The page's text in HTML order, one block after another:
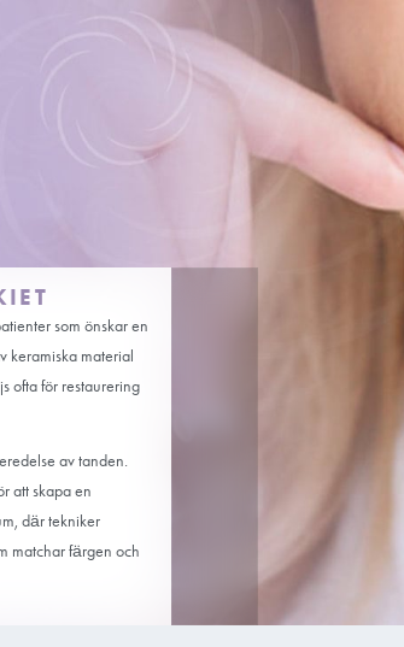
för patienter som önskar en
tillverkade av keramiska material
tänder. De väljs ofta för restaurering